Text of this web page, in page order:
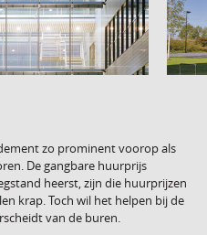
zo prominent voorop als
De gangbare huurprijs
heerst, zijn die huurprijzen
krap. Toch wil het helpen bij de
van de buren.